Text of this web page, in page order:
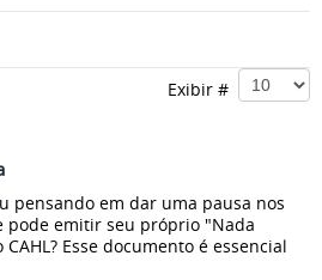
Exibir #
pensando em dar uma pausa nos
pode emitir seu próprio "Nada
Esse documento é essencial